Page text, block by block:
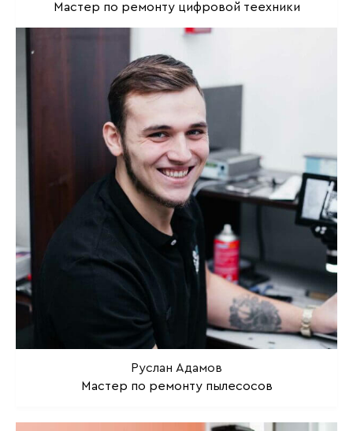
Мастер по ремонту цифровой теехники
Руслан Адамов
Мастер по ремонту пылесосов